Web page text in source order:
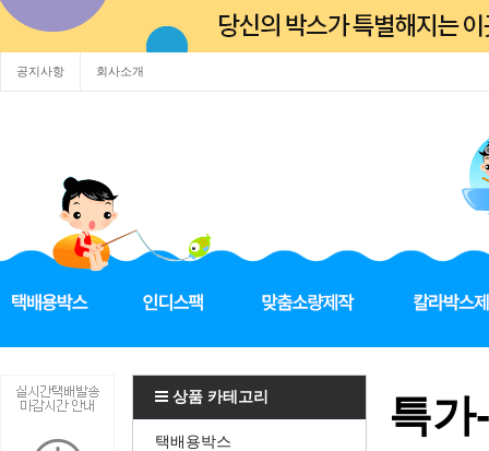
공지사항 회사소개
상품 카테고리
택배용박스
특